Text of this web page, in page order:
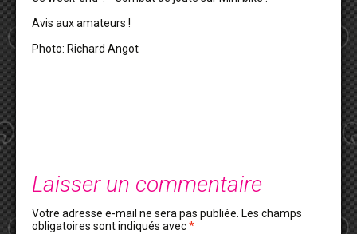
Avis aux amateurs !
Photo: Richard Angot
Laisser un commentaire
Votre adresse e-mail ne sera pas publiée. Les champs
obligatoires sont indiqués avec*